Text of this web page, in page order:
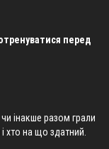
перед
інакше разом грали
хто на що здатний.